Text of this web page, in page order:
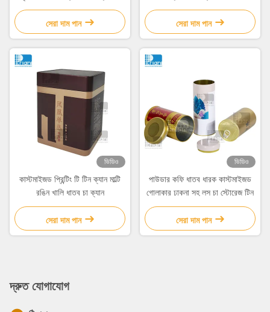
কভার
সেরা দাম পান
সেরা দাম পান
ভিডিও
কাস্টমাইজড প্রিন্টিং টি টিন ক্যান মাল্টি
রঙিন খালি ধাতব চা ক্যান
সেরা দাম পান
ভিডিও
পাউডার কফি ধাতব ধারক কাস্টমাইজড
গোলাকার ঢাকনা সহ লস চা স্টোরেজ টিন
সেরা দাম পান
দ্রুত যোগাযোগ